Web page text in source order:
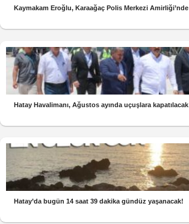
Kaymakam Eroğlu, Karaağaç Polis Merkezi Amirliği’nde
Hatay Havalimanı, Ağustos ayında uçuşlara kapatılacak
Hatay’da bugün 14 saat 39 dakika gündüz yaşanacak!